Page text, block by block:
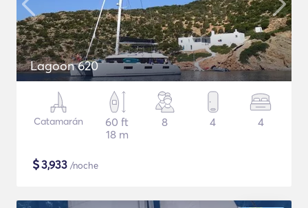
Lagoon 620
Catamarán
60 ft
18 m
8 4 4
$3,933 /noche